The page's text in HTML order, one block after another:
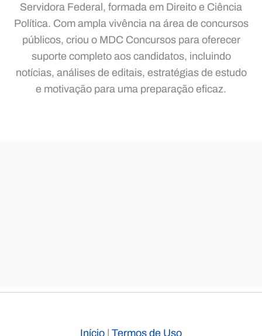
Servidora Federal, formada em Direito e Ciência
Política. Com ampla vivência na área de concursos
públicos, criou o MDC Concursos para oferecer
suporte completo aos candidatos, incluindo
notícias, análises de editais, estratégias de estudo
e motivação para uma preparação eficaz.
Início | Termos de Uso